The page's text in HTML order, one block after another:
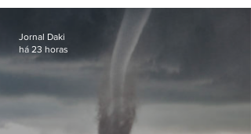
Jornal Daki
há 23 horas